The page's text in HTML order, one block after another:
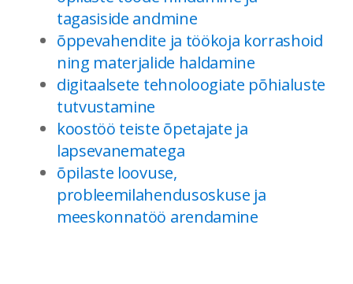
tagasiside andmine
õppevahendite ja töökoja korrashoid
ning materjalide haldamine
digitaalsete tehnoloogiate põhialuste
tutvustamine
koostöö teiste õpetajate ja
lapsevanematega
õpilaste loovuse,
probleemilahendusoskuse ja
meeskonnatöö arendamine